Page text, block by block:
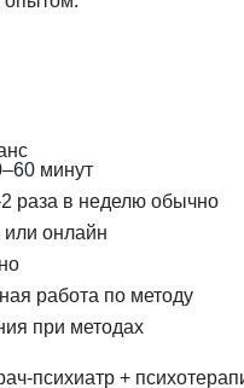
минут
раза в неделю обычно
или онлайн
работа по методу
при методах
психиатр +